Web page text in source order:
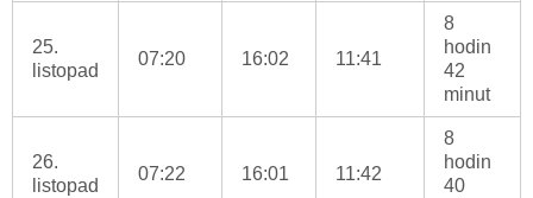
25.
listopad
07:20 16:02 11:41
8
hodin
42
minut
26.
listopad
07:22 16:01 11:42
8
hodin
40